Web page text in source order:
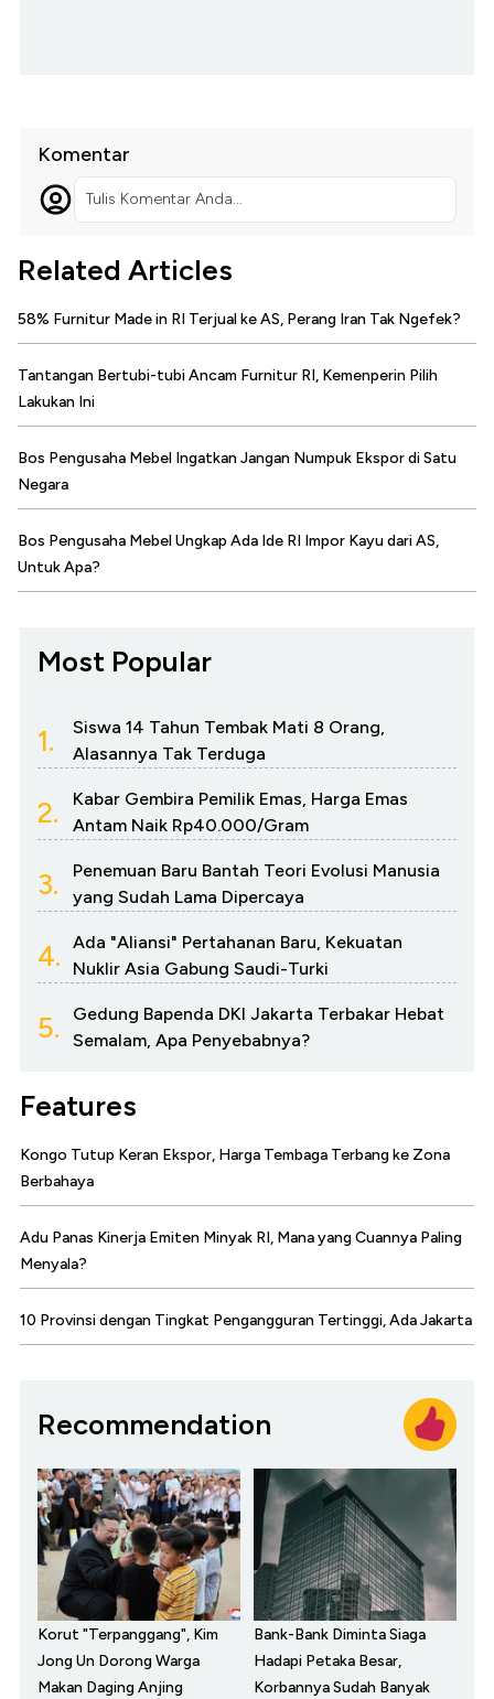
Komentar
Tulis Komentar Anda...
Related Articles
58% Furnitur Made in RI Terjual ke AS, Perang Iran Tak Ngefek?
Tantangan Bertubi-tubi Ancam Furnitur RI, Kemenperin Pilih
Lakukan Ini
Bos Pengusaha Mebel Ingatkan Jangan Numpuk Ekspor di Satu
Negara
Bos Pengusaha Mebel Ungkap Ada Ide RI Impor Kayu dari AS,
Untuk Apa?
Most Popular
1.
Siswa 14 Tahun Tembak Mati 8 Orang,
Alasannya Tak Terduga
2.
Kabar Gembira Pemilik Emas, Harga Emas
Antam Naik Rp40.000/Gram
3.
Penemuan Baru Bantah Teori Evolusi Manusia
yang Sudah Lama Dipercaya
4.
Ada "Aliansi" Pertahanan Baru, Kekuatan
Nuklir Asia Gabung Saudi-Turki
5.
Gedung Bapenda DKI Jakarta Terbakar Hebat
Semalam, Apa Penyebabnya?
Features
Kongo Tutup Keran Ekspor, Harga Tembaga Terbang ke Zona
Berbahaya
Adu Panas Kinerja Emiten Minyak RI, Mana yang Cuannya Paling
Menyala?
10 Provinsi dengan Tingkat Pengangguran Tertinggi, Ada Jakarta
Recommendation
Korut "Terpanggang", Kim
Jong Un Dorong Warga
Makan Daging Anjing
Bank-Bank Diminta Siaga
Hadapi Petaka Besar,
Korbannya Sudah Banyak